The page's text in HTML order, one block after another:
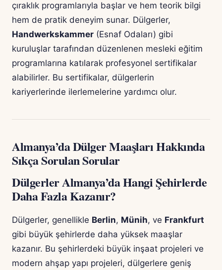
çıraklık programlarıyla başlar ve hem teorik bilgi
hem de pratik deneyim sunar. Dülgerler,
Handwerkskammer (Esnaf Odaları) gibi
kuruluşlar tarafından düzenlenen mesleki eğitim
programlarına katılarak profesyonel sertifikalar
alabilirler. Bu sertifikalar, dülgerlerin
kariyerlerinde ilerlemelerine yardımcı olur.
Almanya’da Dülger Maaşları Hakkında
Sıkça Sorulan Sorular
Dülgerler Almanya’da Hangi Şehirlerde
Daha Fazla Kazanır?
Dülgerler, genellikle Berlin, Münih, ve Frankfurt
gibi büyük şehirlerde daha yüksek maaşlar
kazanır. Bu şehirlerdeki büyük inşaat projeleri ve
modern ahşap yapı projeleri, dülgerlere geniş